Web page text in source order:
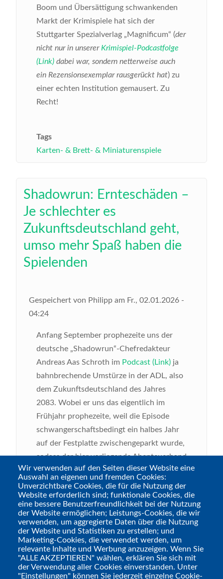
Boom und Übersättigung schwankenden
Markt der Krimispiele hat sich der
Stuttgarter Spezialverlag „Magnificum“ (der
nicht nur in unserer Krimispiel-Podcastfolge
(Link) dabei war, sondern netterweise auch
ein Rezensionsexemplar rausgerückt hat) zu
einer echten Institution gemausert. Zu
Recht!
Tags
Karten- & Brett- & Miniaturenspiele
Shadowrun: Ernteschäden –
Je schlechter es
Zukunftsdeutschland geht,
umso mehr Spaß haben die
Spielenden
Gespeichert von Philipp am Fr., 02.01.2026 -
04:24
Anfang September prophezeite uns der
deutsche „Shadowrun“-Chefredakteur
Andreas Aas Schroth im Podcast (Link) ja
bahnbrechende Umstürze in der ADL, also
dem Zukunftsdeutschland des Jahres
2083. Wobei er uns das eigentlich im
Frühjahr prophezeite, weil die Episode
schwangerschaftsbedingt ein halbes Jahr
auf der Festplatte zwischengeparkt wurde,
sodass der hier vorliegende Abenteuerband
sogar einige wenige Tage vor dem Podcast
erschien ;-) Nun hat er dank „Pegasus
Spiele“ auch seinen Weg in meine Hände
gefunden, außerdem ist die Winterzeit ja in
meiner Spielgruppe traditionell die
„Shadowrun“-Zeit, also gucken wir uns mal
an, ob Andreas ein wenig übertrieben hat.
Spoiler: Nein!
Wir verwenden auf den Seiten dieser Website eine
Auswahl an eigenen und fremden Cookies:
Unverzichtbare Cookies, die für die Nutzung der
Website erforderlich sind; funktionale Cookies, die
eine bessere Benutzerfreundlichkeit bei der Nutzung
der Website ermöglichen; Leistungs-Cookies, die wir
verwenden, um aggregierte Daten über die Nutzung
der Website und Statistiken zu erstellen; und
Marketing-Cookies, die verwendet werden, um
relevante Inhalte und Werbung anzuzeigen. Wenn Sie
"ALLE AKZEPTIEREN" wählen, erklären Sie sich mit
der Verwendung aller Cookies einverstanden. Unter
"Einstellungen" können Sie jederzeit einzelne Cookie-